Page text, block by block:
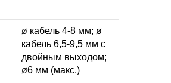
ø кабель 4-8 мм; ø
кабель 6,5-9,5 мм с
двойным выходом;
ø6 мм (макс.)